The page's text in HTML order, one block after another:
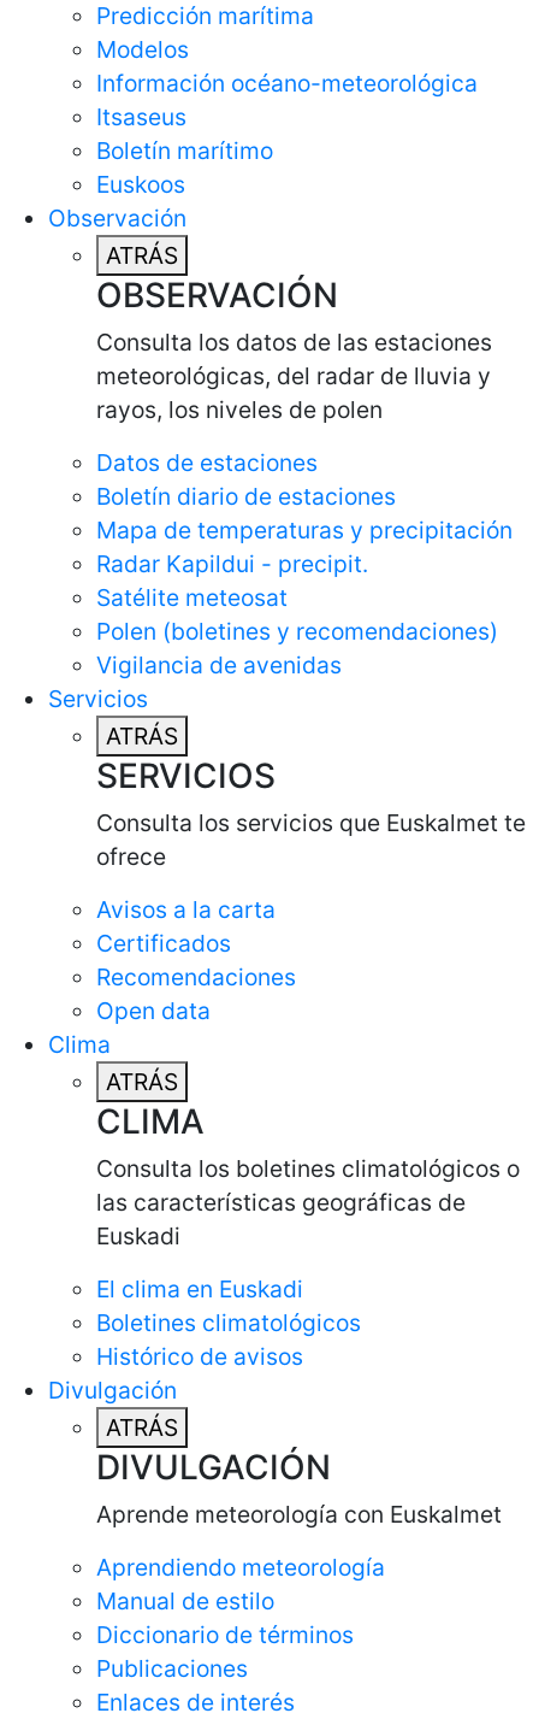
Predicción marítima
Modelos
Información océano-meteorológica
Itsaseus
Boletín marítimo
Euskoos
Observación
ATRÁS
OBSERVACIÓN
Consulta los datos de las estaciones
meteorológicas, del radar de lluvia y
rayos, los niveles de polen
Datos de estaciones
Boletín diario de estaciones
Mapa de temperaturas y precipitación
Radar Kapildui - precipit.
Satélite meteosat
Polen (boletines y recomendaciones)
Vigilancia de avenidas
Servicios
ATRÁS
SERVICIOS
Consulta los servicios que Euskalmet te
ofrece
Avisos a la carta
Certificados
Recomendaciones
Open data
Clima
ATRÁS
CLIMA
Consulta los boletines climatológicos o
las características geográficas de
Euskadi
El clima en Euskadi
Boletines climatológicos
Histórico de avisos
Divulgación
ATRÁS
DIVULGACIÓN
Aprende meteorología con Euskalmet
Aprendiendo meteorología
Manual de estilo
Diccionario de términos
Publicaciones
Enlaces de interés